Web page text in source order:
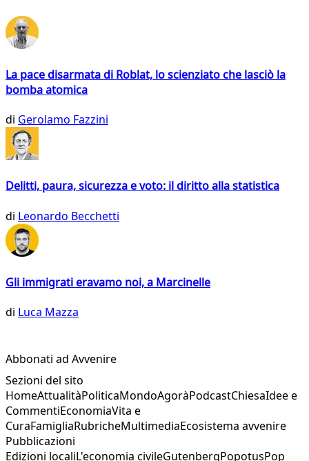
La pace disarmata di Roblat, lo scienziato che lasciò la
bomba atomica
di Gerolamo Fazzini
Delitti, paura, sicurezza e voto: il diritto alla statistica
di Leonardo Becchetti
Gli immigrati eravamo noi, a Marcinelle
di Luca Mazza
Abbonati ad Avvenire
Sezioni del sito
HomeAttualitàPoliticaMondoAgoràPodcastChiesaIdee e
CommentiEconomiaVita e
CuraFamigliaRubricheMultimediaEcosistema avvenire
Pubblicazioni
Edizioni localiL'economia civileGutenbergPopotusPop